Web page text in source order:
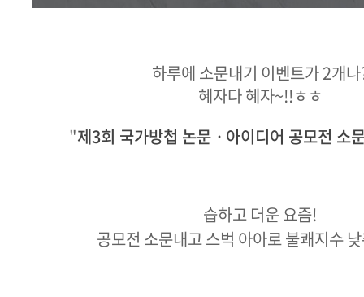
하루에 소문내기 이벤트가 2개
혜자다 혜자~!!ㅎㅎ
"제3회 국가방첩 논문ㆍ아이디어 공모전 소
습하고 더운 요즘!
공모전 소문내고 스벅 아아로 불쾌지수